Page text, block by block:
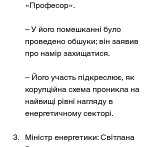
«Професор».
– У його помешканні було
проведено обшуки; він заявив
про намір захищатися.
– Його участь підкреслює, як
корупційна схема проникла на
найвищі рівні нагляду в
енергетичному секторі.
Міністр енергетики: Світлана